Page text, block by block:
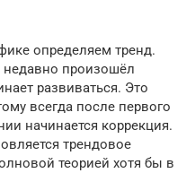
определяем тренд.
произошёл
развиваться. Это
всегда после первого
начинается коррекция.
трендовое
теорией хотя бы в